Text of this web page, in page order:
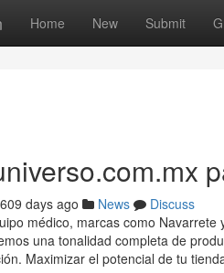
Home New Submit
609 days ago News
Discuss
médico, marcas como
una tonalidad completa de
Maximizar el potencial de tu